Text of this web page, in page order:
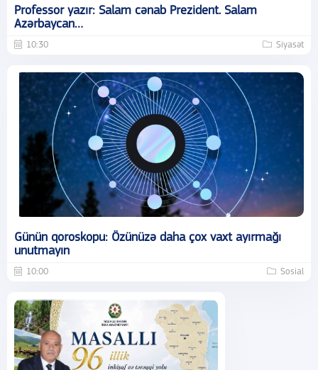
Professor yazır: Salam cənab Prezident. Salam
Azərbaycan…
10:30 Siyasət
Günün qoroskopu: Özünüzə daha çox vaxt ayırmağı
unutmayın
10:00 Sosial